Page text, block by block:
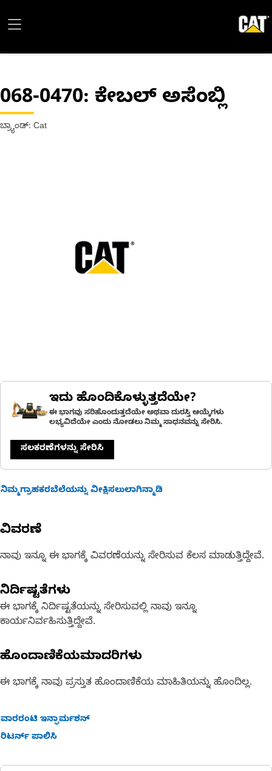
068-0470: ಕೇಬಲ್ ಅಸೆಂಬ್ಲಿ
ಬ್ರ್ಯಾಂಡ್: Cat
ಇದು ಹೊಂದಿಕೊಳ್ಳುತ್ತದೆಯೇ?
ಈ ಭಾಗವು ಸರಿಹೊಂದುತ್ತದೆಯೇ ಅಥವಾ ದುರಸ್ತಿ ಆಯ್ಕೆಗಳು
ಲಭ್ಯವಿದೆಯೇ ಎಂದು ನೋಡಲು ನಿಮ್ಮ ಸಾಧನವನ್ನು ಸೇರಿಸಿ.
ಸಲಕರಣೆಗಳನ್ನು ಸೇರಿಸಿ
ನಿಮ್ಮಗ್ರಾಹಕರಬೆಲೆಯನ್ನು ವೀಕ್ಷಿಸಲುಲಾಗಿನ್ಮಾಡಿ
ವಿವರಣೆ
ನಾವು ಇನ್ನೂ ಈ ಭಾಗಕ್ಕೆ ವಿವರಣೆಯನ್ನು ಸೇರಿಸುವ ಕೆಲಸ ಮಾಡುತ್ತಿದ್ದೇವೆ.
ನಿರ್ದಿಷ್ಟತೆಗಳು
ಈ ಭಾಗಕ್ಕೆ ನಿರ್ದಿಷ್ಟತೆಯನ್ನು ಸೇರಿಸುವಲ್ಲಿ ನಾವು ಇನ್ನೂ
ಕಾರ್ಯನಿರ್ವಹಿಸುತ್ತಿದ್ದೇವೆ.
ಹೊಂದಾಣಿಕೆಯಮಾದರಿಗಳು
ಈ ಭಾಗಕ್ಕೆ ನಾವು ಪ್ರಸ್ತುತ ಹೊಂದಾಣಿಕೆಯ ಮಾಹಿತಿಯನ್ನು ಹೊಂದಿಲ್ಲ.
ವಾರರಂಟಿ ಇನ್ಫಾರ್ಮಶನ್
ರಿಟರ್ನ್ ಪಾಲಿಸಿ